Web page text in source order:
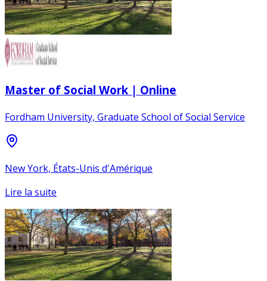
Master of Social Work | Online
Fordham University, Graduate School of Social Service
New York, États-Unis d'Amérique
Lire la suite